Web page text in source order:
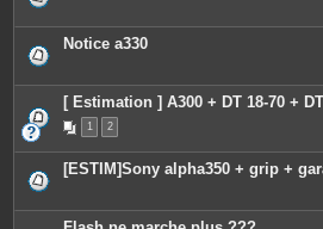
Notice a330
[ Estimation ] A300 + DT 18-70 +
1 2
[ESTIM]Sony alpha350 + grip +